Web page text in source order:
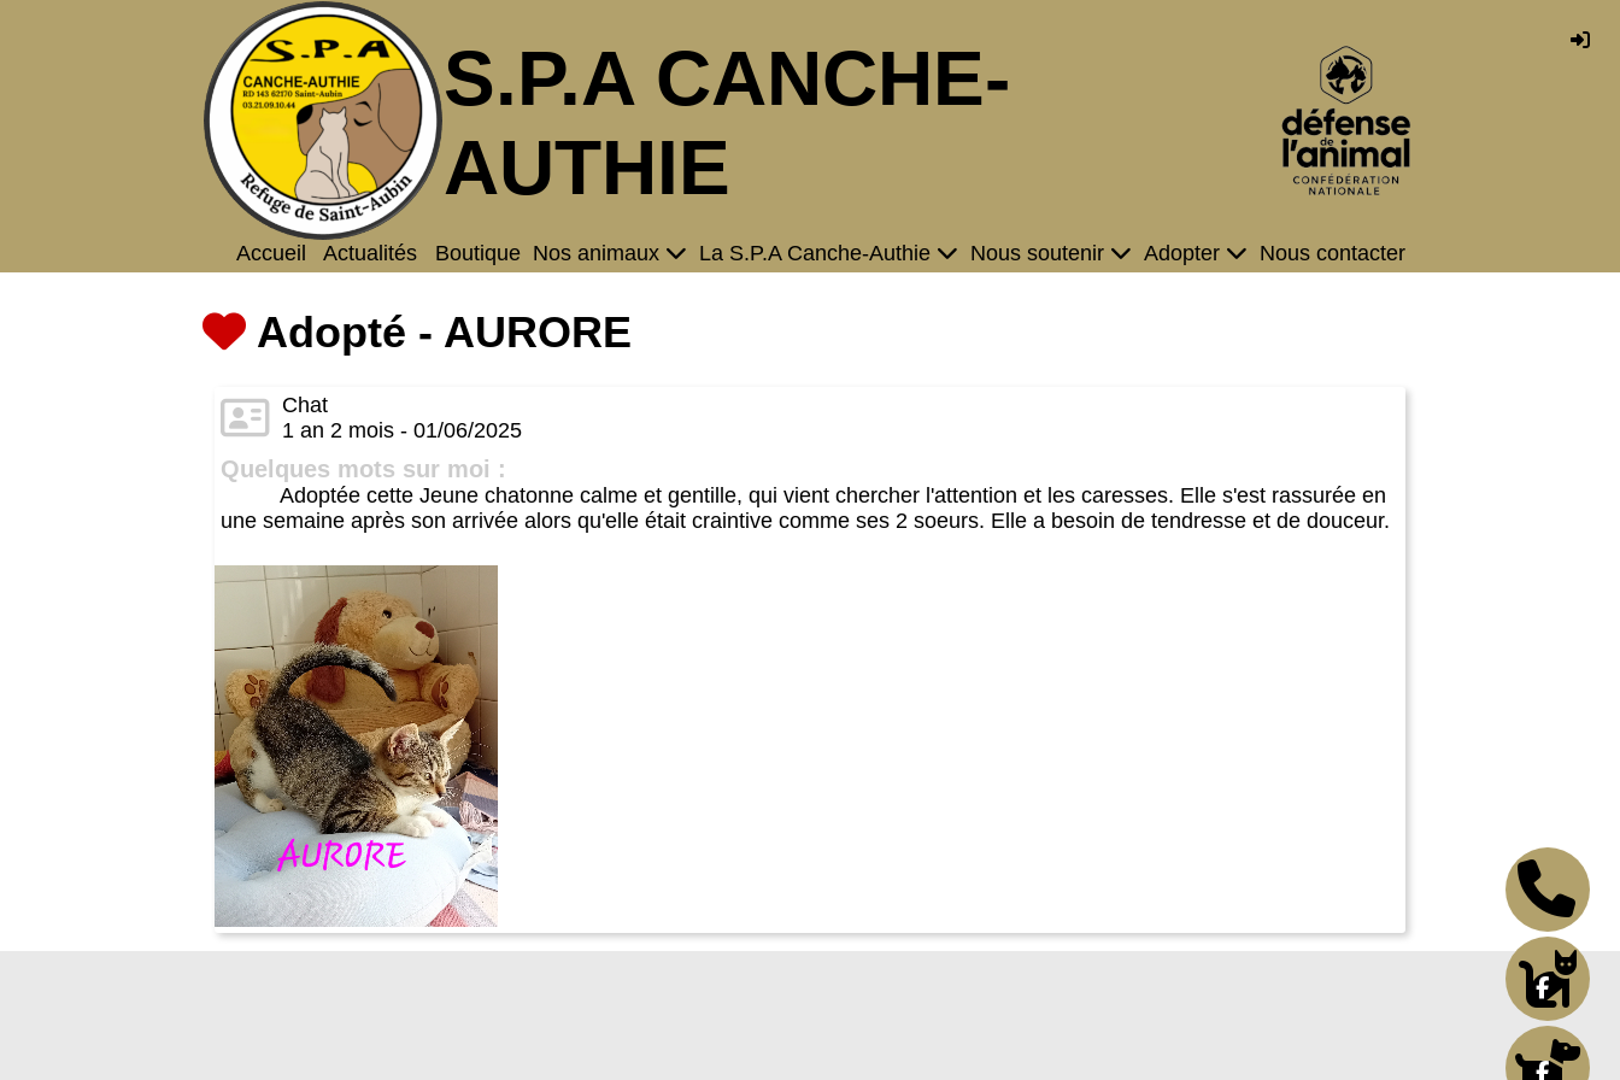
S.P.A CANCHE-
AUTHIE
Accueil Actualités Boutique Nos animaux La S.P.A Canche-Authie Nous soutenir Adopter Nous contacter
Adopté - AURORE
Chat
1 an 2 mois - 01/06/2025
Quelques mots sur moi :
Adoptée cette Jeune chatonne calme et gentille, qui vient chercher l'attention et les caresses. Elle s'est rassurée en
une semaine après son arrivée alors qu'elle était craintive comme ses 2 soeurs. Elle a besoin de tendresse et de douceur.